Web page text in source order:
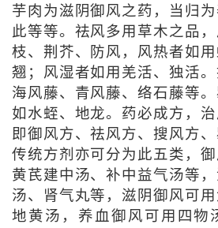
芋肉为滋阴御风之药，当归
此等等。祛风多用草木之品
枝、荆芥、防风，风热者如
翘；风湿者如用羌活、独活
海风藤、青风藤、络石藤等。
如水蛭、地龙。药必成方，治
即御风方、祛风方、搜风方、
传统方剂亦可分为此五类，
黄芪建中汤、补中益气汤等
汤、肾气丸等，滋阴御风可
地黄汤，养血御风可用四物